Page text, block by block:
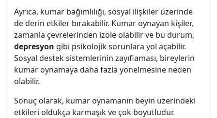
Ayrıca, kumar bağımlılığı, sosyal ilişkiler üzerinde
de derin etkiler bırakabilir. Kumar oynayan kişiler,
zamanla çevrelerinden izole olabilir ve bu durum,
depresyon gibi psikolojik sorunlara yol açabilir.
Sosyal destek sistemlerinin zayıflaması, bireylerin
kumar oynamaya daha fazla yönelmesine neden
olabilir.
Sonuç olarak, kumar oynamanın beyin üzerindeki
etkileri oldukça karmaşık ve çok boyutludur.